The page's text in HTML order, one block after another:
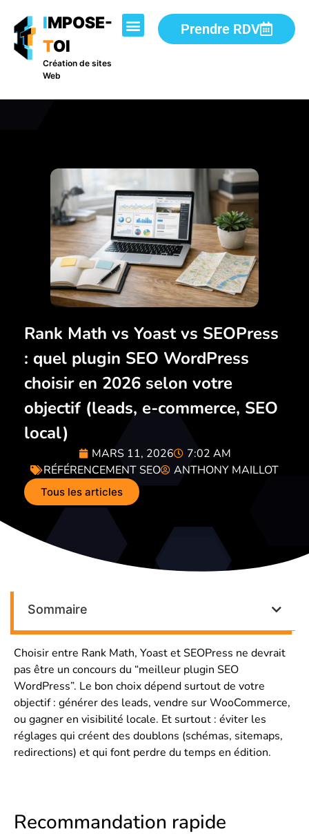
IMPOSE-
TOI
Création de sites
Web
Prendre RDV
Rank Math vs Yoast vs SEOPress
: quel plugin SEO WordPress
choisir en 2026 selon votre
objectif (leads, e-commerce, SEO
local)
MARS 11, 2026
7:02 AM
RÉFÉRENCEMENT SEO
ANTHONY MAILLOT
Tous les articles
Sommaire
Choisir entre Rank Math, Yoast et SEOPress ne devrait
pas être un concours du “meilleur plugin SEO
WordPress”. Le bon choix dépend surtout de votre
objectif : générer des leads, vendre sur WooCommerce,
ou gagner en visibilité locale. Et surtout : éviter les
réglages qui créent des doublons (schémas, sitemaps,
redirections) et qui font perdre du temps en édition.
Recommandation rapide